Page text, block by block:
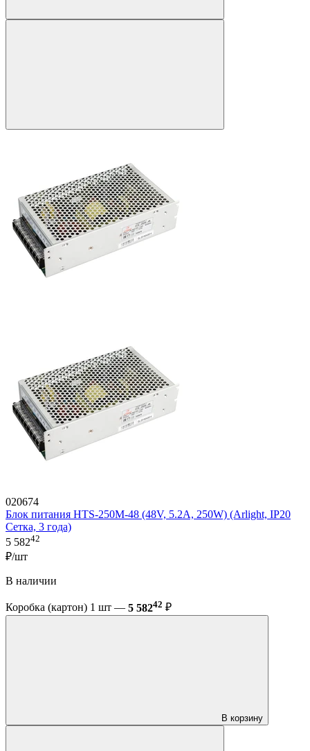
020674
Блок питания HTS-250M-48 (48V, 5.2A, 250W) (Arlight, IP20
Сетка, 3 года)
5 58242
₽/шт
В наличии
Коробка (картон) 1 шт — 5 58242 ₽
В корзину